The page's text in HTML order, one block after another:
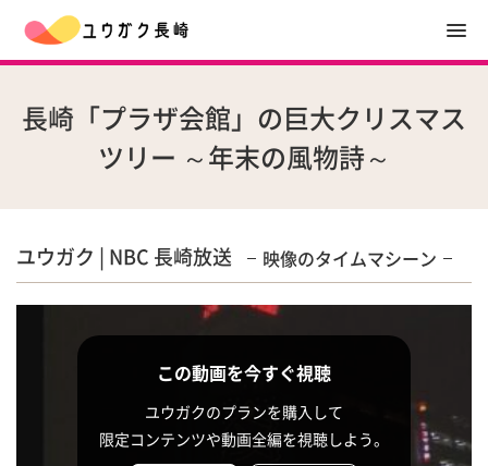
長崎「プラザ会館」の巨大クリスマス
ツリー ～年末の風物詩～
ユウガク | NBC 長崎放送 映像のタイムマシーン
この動画を今すぐ視聴
ユウガクのプランを購入して
限定コンテンツや動画全編を視聴しよう。